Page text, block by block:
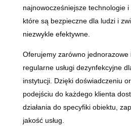
najnowocześniejsze technologie
które są bezpieczne dla ludzi i
niezwykle efektywne.
Oferujemy zarówno jednorazowe
regularne usługi dezynfekcyjne
instytucji. Dzięki doświadczeniu
podejściu do każdego klienta
działania do specyfiki obiektu,
jakość usług.